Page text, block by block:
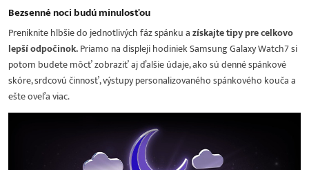
Bezsenné noci budú minulosťou
Preniknite hlbšie do jednotlivých fáz spánku azískajte tipy pre celkovo
lepší odpočinok.Priamo na displeji hodiniek Samsung Galaxy Watch7 si
potom budete môcť zobraziť aj ďalšie údaje, ako sú denné spánkové
skóre, srdcovú činnosť, výstupy personalizovaného spánkového kouča a
ešte oveľa viac.